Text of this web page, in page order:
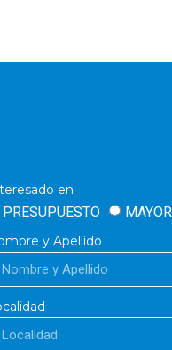
en
PRESUPUESTO
y Apellido